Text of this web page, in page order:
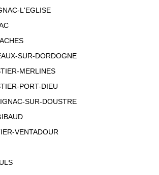
L'EGLISE
SUR-DORDOGNE
MERLINES
PORT-DIEU
SUR-DOUSTRE
VENTADOUR